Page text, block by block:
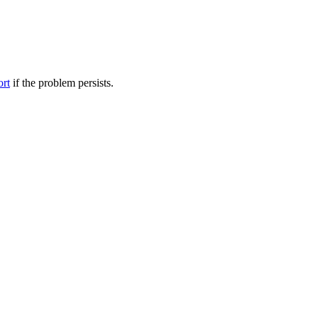
if the problem persists.